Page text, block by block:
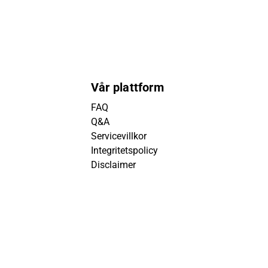
Vår plattform
FAQ
Q&A
Servicevillkor
Integritetspolicy
Disclaimer